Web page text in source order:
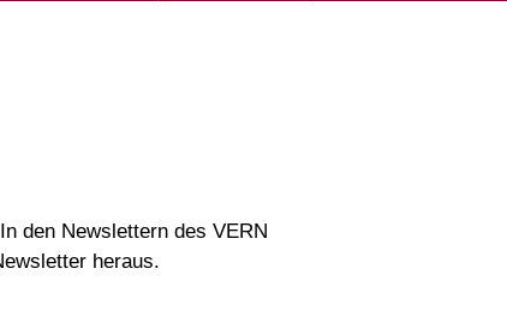
den Newslettern des VERN
heraus.